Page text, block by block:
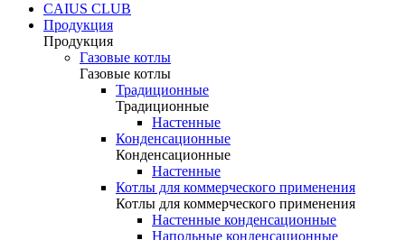
CAIUS CLUB
Продукция
Продукция
Газовые котлы
Газовые котлы
Традиционные
Традиционные
Настенные
Конденсационные
Конденсационные
Настенные
Котлы для коммерческого применения
Котлы для коммерческого применения
Настенные конденсационные
Напольные конденсационные